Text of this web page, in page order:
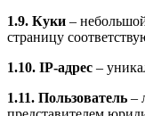
1.9. Куки –
страницу
1.10. IP-адрес –
1.11. Пользователь –